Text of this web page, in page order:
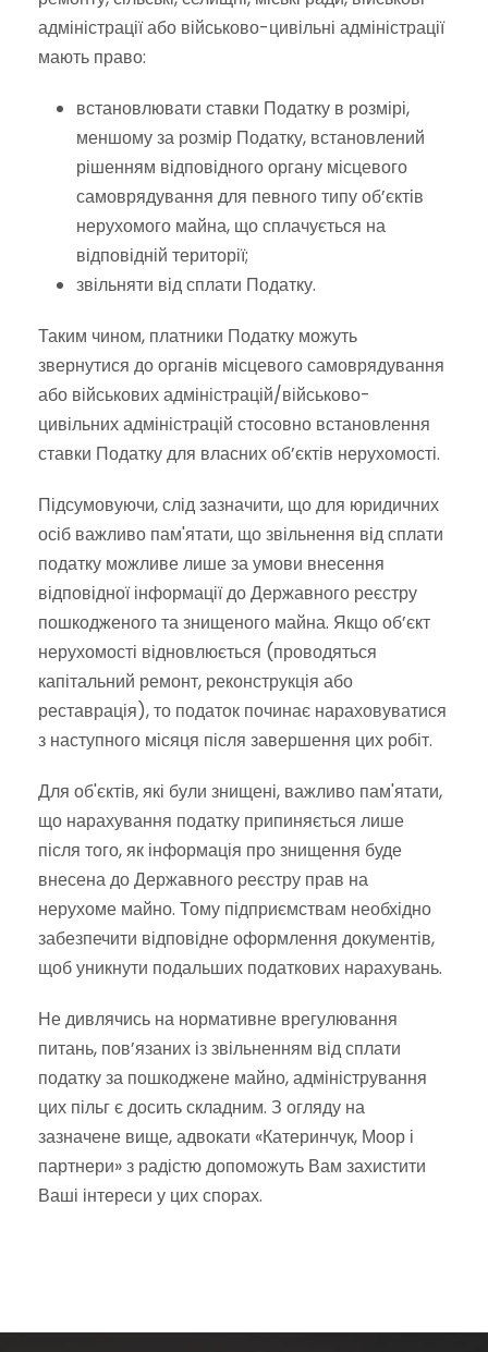
адміністрації або військово-цивільні адміністрації
мають право:
встановлювати ставки Податку в розмірі,
меншому за розмір Податку, встановлений
рішенням відповідного органу місцевого
самоврядування для певного типу об’єктів
нерухомого майна, що сплачується на
відповідній території;
звільняти від сплати Податку.
Таким чином, платники Податку можуть
звернутися до органів місцевого самоврядування
або військових адміністрацій/військово-
цивільних адміністрацій стосовно встановлення
ставки Податку для власних об’єктів нерухомості.
Підсумовуючи, слід зазначити, що для юридичних
осіб важливо пам'ятати, що звільнення від сплати
податку можливе лише за умови внесення
відповідної інформації до Державного реєстру
пошкодженого та знищеного майна. Якщо об’єкт
нерухомості відновлюється (проводяться
капітальний ремонт, реконструкція або
реставрація), то податок починає нараховуватися
з наступного місяця після завершення цих робіт.
Для об'єктів, які були знищені, важливо пам'ятати,
що нарахування податку припиняється лише
після того, як інформація про знищення буде
внесена до Державного реєстру прав на
нерухоме майно. Тому підприємствам необхідно
забезпечити відповідне оформлення документів,
щоб уникнути подальших податкових нарахувань.
Не дивлячись на нормативне врегулювання
питань, пов’язаних із звільненням від сплати
податку за пошкоджене майно, адміністрування
цих пільг є досить складним. З огляду на
зазначене вище, адвокати «Катеринчук, Моор і
партнери» з радістю допоможуть Вам захистити
Ваші інтереси у цих спорах.